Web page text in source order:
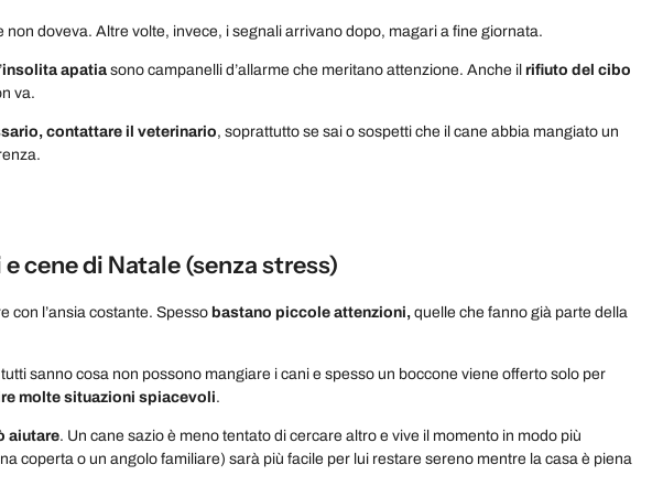
doveva. Altre volte, invece, i segnali arrivano dopo, magari a fine giornata.
insolita apatia sono campanelli d’allarme che meritano attenzione. Anche il rifiuto del cibo
va.
contattare il veterinario, soprattutto se sai o sospetti che il cane abbia mangiato un
cene di Natale (senza stress)
con l’ansia costante. Spesso bastano piccole attenzioni, quelle che fanno già parte della
tutti sanno cosa non possono mangiare i cani e spesso un boccone viene offerto solo per
molte situazioni spiacevoli.
aiutare. Un cane sazio è meno tentato di cercare altro e vive il momento in modo più
coperta o un angolo familiare) sarà più facile per lui restare sereno mentre la casa è piena